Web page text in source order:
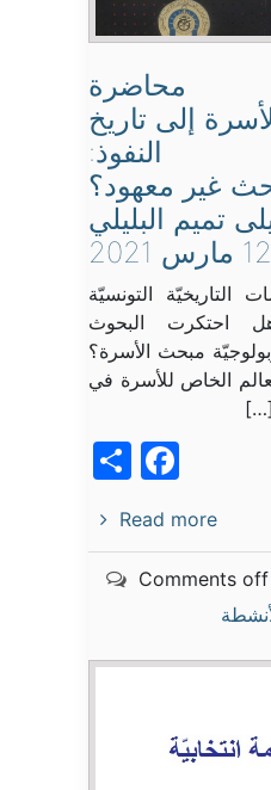
محاضرة
إلى تاريخ
النفوذ:
غير معهود؟
تميم البليلي
12 مارس 2021
التاريخيّة التونسيّة
احتكرت البحوث
مبحث الأسرة؟
الخاص للأسرة في
Read more
Comments off